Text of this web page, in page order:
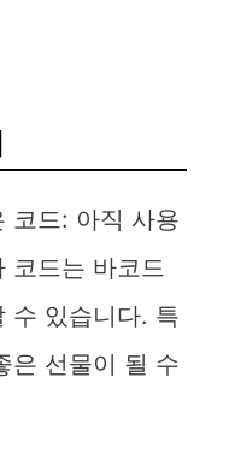
코드: 아직 사용
코드는 바코드
수 있습니다. 특
은 선물이 될 수